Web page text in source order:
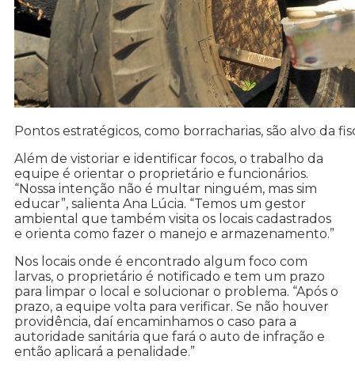
Pontos estratégicos, como borracharias, são alvo da
Além de vistoriar e identificar focos, o trabalho da
equipe é orientar o proprietário e funcionários.
“Nossa intenção não é multar ninguém, mas sim
educar”, salienta Ana Lúcia. “Temos um gestor
ambiental que também visita os locais cadastrados
e orienta como fazer o manejo e armazenamento.”
Nos locais onde é encontrado algum foco com
larvas, o proprietário é notificado e tem um prazo
para limpar o local e solucionar o problema. “Após o
prazo, a equipe volta para verificar. Se não houver
providência, daí encaminhamos o caso para a
autoridade sanitária que fará o auto de infração e
então aplicará a penalidade.”